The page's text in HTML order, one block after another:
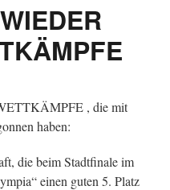
, die mit
haben:
die beim Stadtfinale im
einen guten 5. Platz